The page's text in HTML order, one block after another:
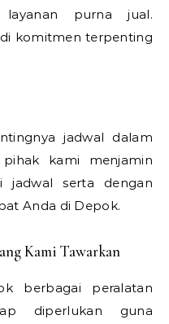
purna jual.
komitmen terpenting
jadwal dalam
kami menjamin
jadwal serta dengan
Anda di Depok.
Kami Tawarkan
berbagai peralatan
diperlukan guna